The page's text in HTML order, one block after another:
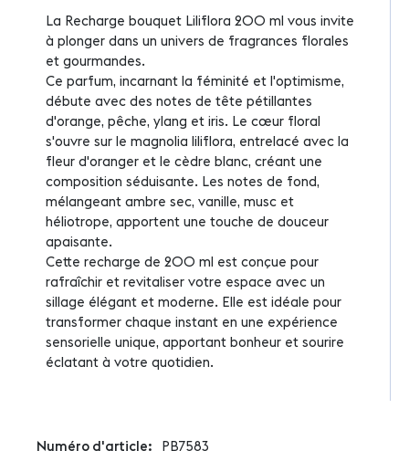
La Recharge bouquet Liliflora 200 ml vous invite
à plonger dans un univers de fragrances florales
et gourmandes.
Ce parfum, incarnant la féminité et l'optimisme,
débute avec des notes de tête pétillantes
d'orange, pêche, ylang et iris. Le cœur floral
s'ouvre sur le magnolia liliflora, entrelacé avec la
fleur d'oranger et le cèdre blanc, créant une
composition séduisante. Les notes de fond,
mélangeant ambre sec, vanille, musc et
héliotrope, apportent une touche de douceur
apaisante.
Cette recharge de 200 ml est conçue pour
rafraîchir et revitaliser votre espace avec un
sillage élégant et moderne. Elle est idéale pour
transformer chaque instant en une expérience
sensorielle unique, apportant bonheur et sourire
éclatant à votre quotidien.
PB7583